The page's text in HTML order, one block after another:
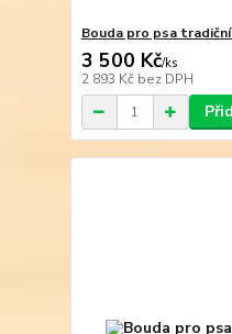
Bouda pro psa
3 500 Kč/ks
2 893 Kč bez DPH